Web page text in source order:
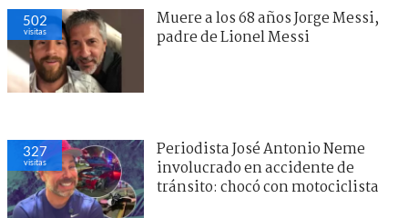
502
visitas
Muere a los 68 años Jorge Messi,
padre de Lionel Messi
327
visitas
Periodista José Antonio Neme
involucrado en accidente de
tránsito: chocó con motociclista